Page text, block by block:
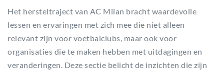
Het hersteltraject van AC Milan bracht waardevolle
lessen en ervaringen met zich mee die niet alleen
relevant zijn voor voetbalclubs, maar ook voor
organisaties die te maken hebben met uitdagingen en
veranderingen. Deze sectie belicht de inzichten die zijn